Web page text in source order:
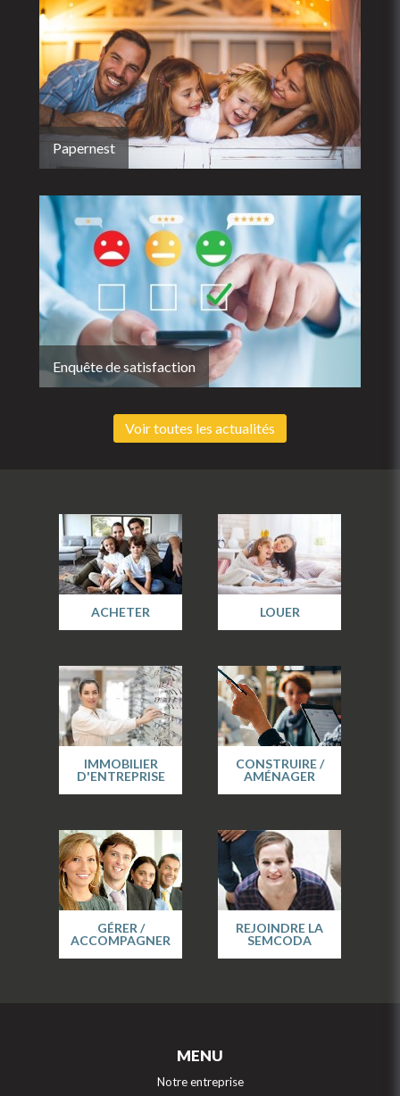
Papernest
Enquête de satisfaction
Voir toutes les actualités
ACHETER LOUER
IMMOBILIER
D'ENTREPRISE
CONSTRUIRE /
AMÉNAGER
GÉRER /
ACCOMPAGNER
REJOINDRE LA
SEMCODA
MENU
Notre entreprise